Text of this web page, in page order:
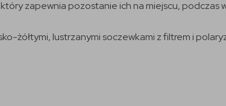
zapewnia pozostanie ich na miejscu, podczas
żółtymi, lustrzanymi soczewkami z filtrem i